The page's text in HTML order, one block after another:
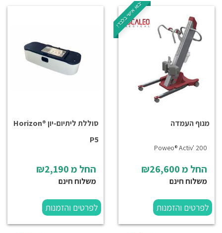
יבוא אישי בלבד!
מנוף העמדה
Poweo® Activ' 200
החל מ
משלוח חינם
לפרטים והזמנות
סוללת ליתיום-יון Horizon®
P5
החל מ
משלוח חינם
לפרטים והזמנות